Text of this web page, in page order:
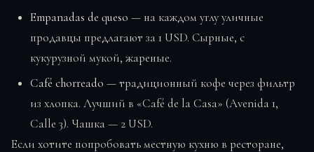
Empanadas de queso — на каждом углу уличные
продавцы предлагают за 1 USD. Сырные, с
кукурузной мукой, жареные.
Café chorreado — традиционный кофе через фильтр
из хлопка. Лучший в «Café de la Casa» (Avenida 1,
Calle 3). Чашка — 2 USD.
Если хотите попробовать местную кухню в ресторане,